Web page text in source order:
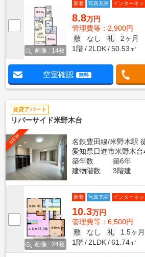
画像 : 14枚
新着 写真充実 インターネ
8.8万円
管理費等：2,900円
敷
なし 礼
2ヶ月
1階
2LDK 50.53㎡
空室確認 無料
賃貸アパート
リバーサイド米野木台
NEW
名鉄豊田線/米野木駅
愛知県日進市米野木台
築年数
築6年
建物階数
3階建
画像 : 24枚
新着 写真充実 インターネ
10.3万円
管理費等：6,500円
敷
なし 礼
1.5ヶ月
1階
2LDK 61.74㎡